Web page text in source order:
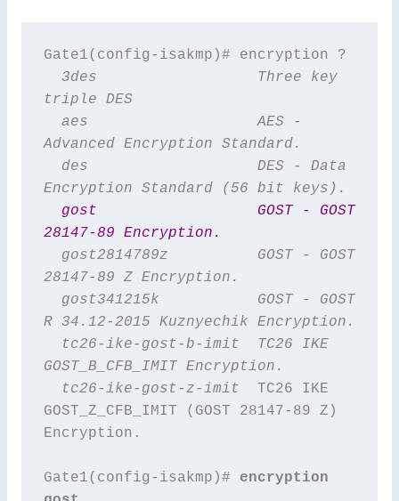
triple DES
Advanced Encryption Standard.
Encryption Standard (56 bit keys).
28147-89 Encryption.
28147-89 Z Encryption.
R 34.12-2015 Kuznyechik Encryption.
GOST_B_CFB_IMIT Encryption.
  tc26-ike-gost-z-imit
TC26 IKE
GOST_Z_CFB_IMIT (GOST 28147-89 Z)
Encryption.
Gate1(config-isakmp)# encryption